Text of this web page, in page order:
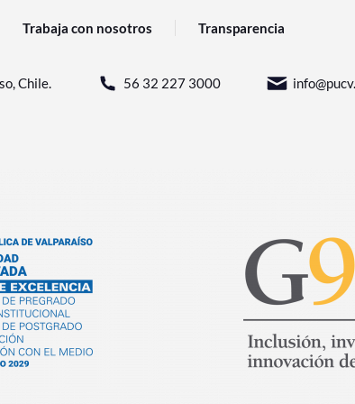
Trabaja con nosotros Transparencia
Chile. 56 32 227 3000